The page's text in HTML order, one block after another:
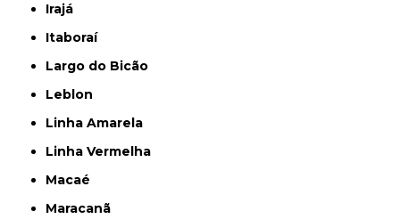
Irajá
Itaboraí
Largo do Bicão
Leblon
Linha Amarela
Linha Vermelha
Macaé
Maracanã